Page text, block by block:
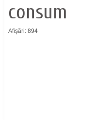
consum
Afişări: 894